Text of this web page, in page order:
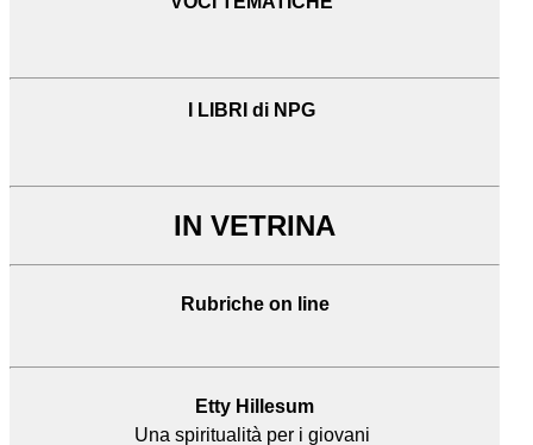
I LIBRI di NPG
IN VETRINA
Rubriche on line
Etty Hillesum
Una spiritualità per i giovani